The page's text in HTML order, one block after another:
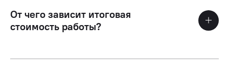
От чего зависит итоговая
стоимость работы?